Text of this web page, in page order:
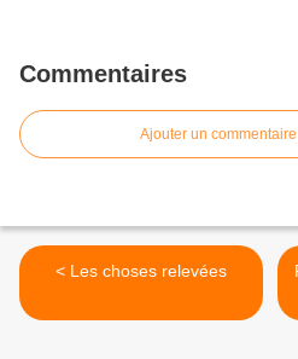
Commentaires
Ajouter un commentaire
< Les choses relevées